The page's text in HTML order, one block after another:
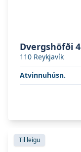
Dvergshöfði 4
110 Reykjavík
Atvinnuhúsn.
Skoða eignina
Til leigu
Skoða eignina